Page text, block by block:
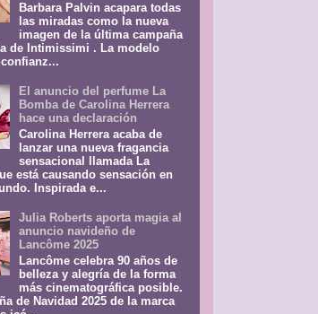
Barbara Palvin acapara todas
las miradas como la nueva
imagen de la última campaña
de Intimissimi . La modelo
El anuncio del perfume La
Bomba de Carolina Herrera
hace una declaración
Carolina Herrera acaba de
lanzar una nueva fragancia
sensacional llamada La
está causando sensación en
Inspirada e...
Julia Roberts aporta magia al
anuncio navideño de
Lancôme 2025
Lancôme celebra 90 años de
belleza y alegría de la forma
más cinematográfica posible.
de Navidad 2025 de la marca